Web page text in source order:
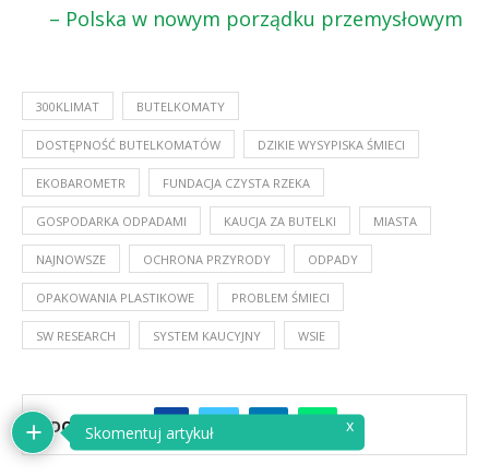
– Polska w nowym porządku przemysłowym
300KLIMAT BUTELKOMATY
DOSTĘPNOŚĆ BUTELKOMATÓW DZIKIE WYSYPISKA ŚMIECI
EKOBAROMETR FUNDACJA CZYSTA RZEKA
GOSPODARKA ODPADAMI KAUCJA ZA BUTELKI MIASTA
NAJNOWSZE OCHRONA PRZYRODY ODPADY
OPAKOWANIA PLASTIKOWE PROBLEM ŚMIECI
SW RESEARCH SYSTEM KAUCYJNY WSIE
UDOSTĘPNIJSkomentuj artykuł x